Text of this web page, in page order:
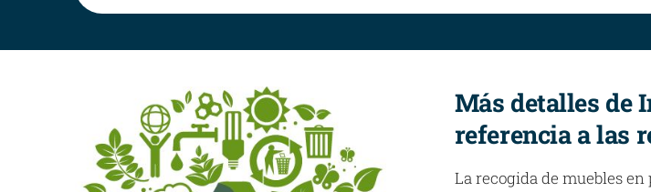
Más detalles de
referencia a las
La recogida de muebles